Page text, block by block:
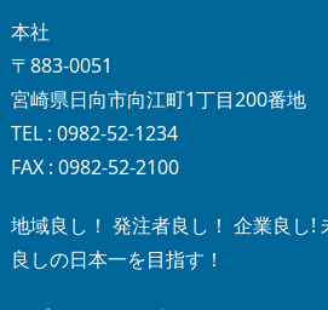
本社
〒883-0051
宮崎県日向市向江町1丁目200番地
TEL : 0982-52-1234
FAX : 0982-52-2100
地域良し！ 発注者良し！ 企業良し!
良しの日本一を目指す！